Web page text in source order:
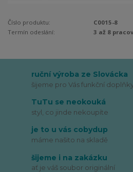
Číslo produktu:
C0015-8
Termín odeslání:
3 až 8
ruční výroba ze Slovácka
šijeme pro Vás funkční
TuTu se neokouká
styl, co jinde nekoupíte
je to u vás cobydup
máme našito na skladě
šijeme i na zakázku
ať je váš soubor originální